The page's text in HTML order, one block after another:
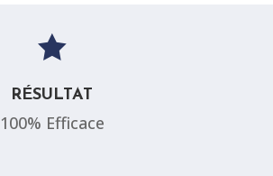

RÉSULTAT
100% Efficace